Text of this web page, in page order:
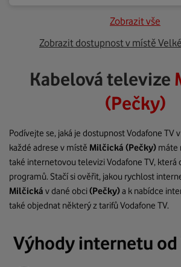
Zobrazit vše
Zobrazit dostupnost v místě
Kabelová televize
(Pečky)
Podívejte se, jaká je dostupnost Vodafone TV
každé adrese v místě Milčická (Pečky) máte
také internetovou televizi Vodafone TV, která
programů. Stačí si ověřit, jakou rychlost
Milčická v dané obci(Pečky)a k nabídce
také objednat některý z tarifů Vodafone TV.
Výhody internetu od